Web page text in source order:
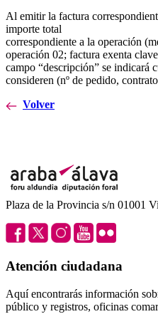
Al emitir la factura
importe total
correspondiente a la operación
operación 02; factura exenta
campo “descripción” se indicará
consideren (nº de pedido,
Volver
Plaza de la Provincia s/n 01001
Atención ciudadana
Aquí encontrarás información
público y registros, oficinas